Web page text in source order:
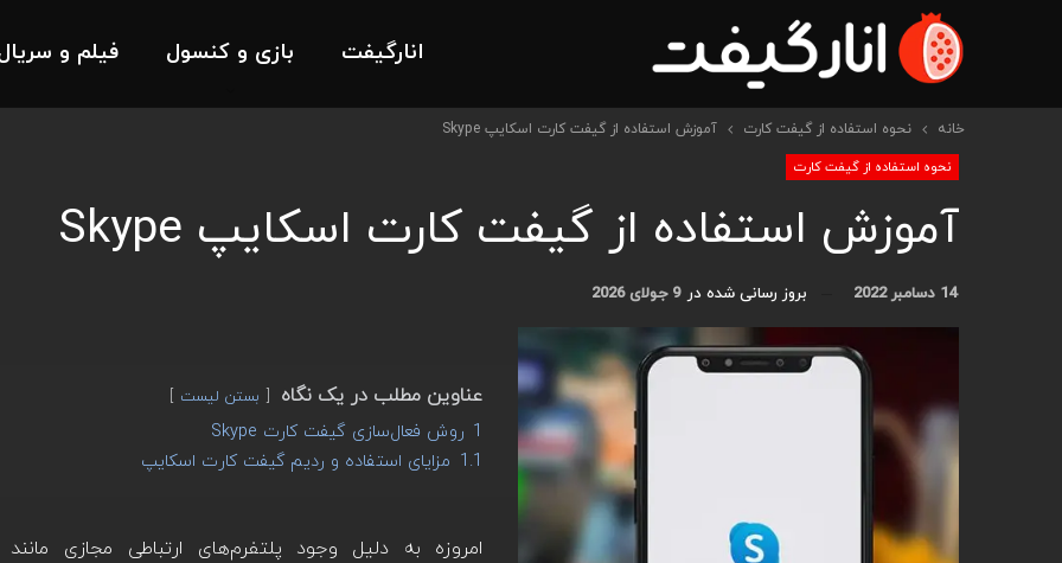
انارگیفت بازی و کنسول فیلم و
خانه نحوه استفاده از گیفت کارت
آموزش استفاده از گیفت کارت اسکایپ Skype
نحوه استفاده از گیفت کارت
آموزش استفاده از گیفت کارت اسکایپ Skype
14 دسامبر 2022 بروز رسانی شده در 9 جولای 2026
عناوین مطلب در یک نگاه بستن لیست
1 روش فعال‌سازی گیفت کارت Skype
1.1 مزایای استفاده و ردیم گیفت کارت اسکایپ
امروزه به دلیل وجود پلتفرم‌های ارتباطی مجازی